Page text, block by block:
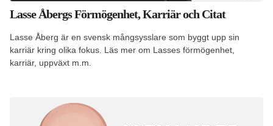
Lasse Åbergs Förmögenhet, Karriär och Citat
Lasse Åberg är en svensk mångsysslare som byggt upp sin
karriär kring olika fokus. Läs mer om Lasses förmögenhet,
karriär, uppväxt m.m.